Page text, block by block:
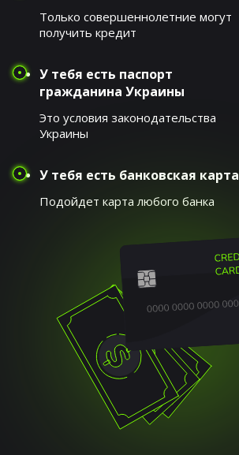
Только совершеннолетние могут
получить кредит
У тебя есть паспорт
гражданина Украины
Это условия законодательства
Украины
У тебя есть банковская карта
Подойдет карта любого банка